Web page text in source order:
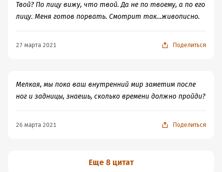
Твой? По лицу вижу, что твой. Да не по твоему, а по его
лицу. Меня готов порвать. Смотрит так…живописно.
27 марта 2021 Поделиться
Мелкая, мы пока ваш внутренний мир заметим после
ног и задницы, знаешь, сколько времени должно пройди?
26 марта 2021 Поделиться
Еще 8 цитат